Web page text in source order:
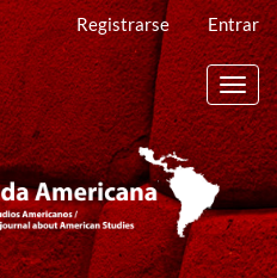
Registrarse Entrar